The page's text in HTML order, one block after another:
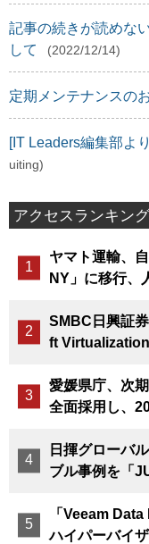
記事の続きが読めな
して
(2022/12/14)
定期メンテナンスの
[IT Leaders編集部よ
uiting)
アクセスランキング
ヤマト運輸、
NY」に移行、
SMBC日興証
ft
愛媛県庁、次
全面採用し、
日揮グローバ
ブル事例を「
「Veeam
ハイパーバイ